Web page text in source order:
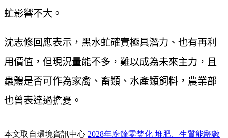
虻影響不大。
沈志修回應表示，黑水虻確實極具潛力、也有再利
用價值，但現況量能不多，難以成為未來主力，且
蟲體是否可作為家禽、畜類、水產類飼料，農業部
也曾表達過擔憂。
本文取自環境資訊中心 2028年廚餘零焚化 堆肥、生質能翻數